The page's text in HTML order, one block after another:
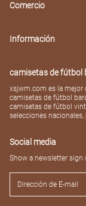
Comercio
Información
camisetas de fútbol
xsjwm.com es la mejor
camisetas de fútbol
camisetas de fútbol
selecciones
Social media
Show a newsletter sign